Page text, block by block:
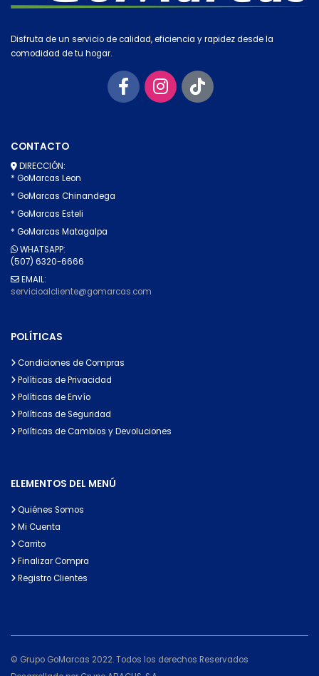
Disfruta de un servicio de calidad, eficiencia y rapidez desde la
comodidad de tu hogar.
CONTACTO
DIRECCIÓN:
* GoMarcas Leon
* GoMarcas Chinandega
* GoMarcas Esteli
* GoMarcas Matagalpa
WHATSAPP:
(507) 6320-6666
EMAIL:
servicioalcliente@gomarcas.com
POLÍTICAS
Condiciones de Compras
Políticas de Privacidad
Políticas de Envío
Políticas de Seguridad
Políticas de Cambios y Devoluciones
ELEMENTOS DEL MENÚ
Quiénes Somos
Mi Cuenta
Carrito
Finalizar Compra
Registro Clientes
© Grupo GoMarcas 2022. Todos los derechos Reservados